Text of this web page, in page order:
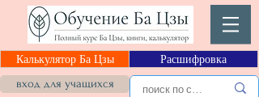
Калькулятор Ба Цзы Расшифровка
вход для учащихся